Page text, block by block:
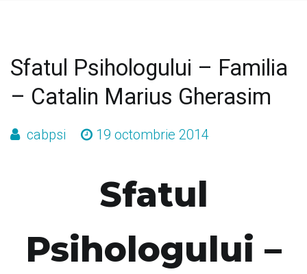
Sfatul Psihologului – Familia
– Catalin Marius Gherasim
cabpsi 19 octombrie 2014
Sfatul
Psihologului –